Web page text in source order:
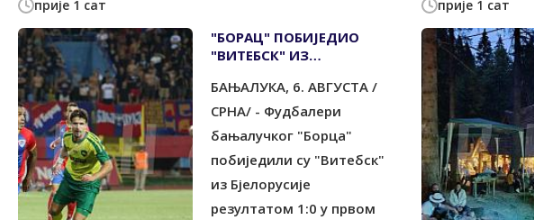
прије 1 сат
"БОРАЦ" ПОБИЈЕДИО
"ВИТЕБСК" ИЗ
БАЊАЛУКА, 6. АВГУСТА /
СРНА/ - Фудбалери
бањалучког "Борца"
побиједили су "Витебск"
из Бјелорусије
резултатом 1:0 у првом
прије 1 сат